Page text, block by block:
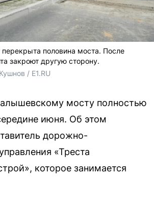
половина моста. После
закроют другую сторону.
/ E1.RU
мосту полностью
июня. Об этом
дорожно-
«Треста
которое занимается